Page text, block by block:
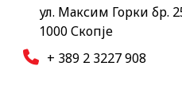
ул. Максим Горки бр.
1000 Скопје
+ 389 2 3227 908